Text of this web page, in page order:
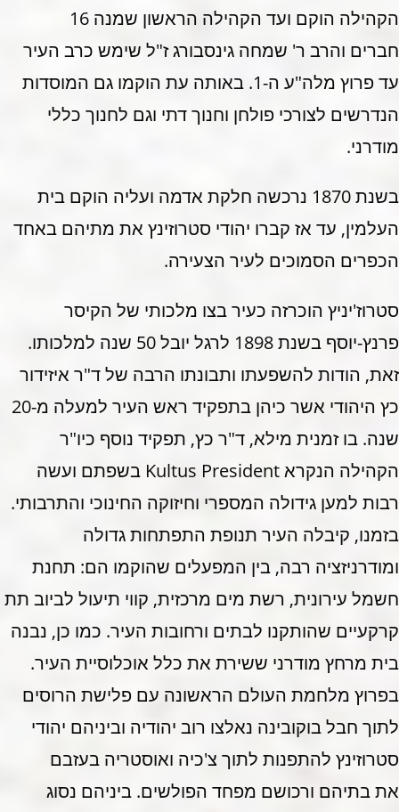
הקהילה הוקם ועד הקהילה הראשון שמנה 16
חברים והרב ר' שמחה גינסבורג ז"ל שימש כרב העיר
עד פרוץ מלה"ע ה-1. באותה עת הוקמו גם המוסדות
הנדרשים לצורכי פולחן וחנוך דתי וגם לחנוך כללי
מודרני.
בשנת 1870 נרכשה חלקת אדמה ועליה הוקם בית
העלמין, עד אז קברו יהודי סטרוזינץ את מתיהם באחד
הכפרים הסמוכים לעיר הצעירה.
סטרוז'יניץ הוכרזה כעיר בצו מלכותי של הקיסר
פרנץ-יוסף בשנת 1898 לרגל יובל 50 שנה למלכותו.
זאת, הודות להשפעתו ותבונתו הרבה של ד"ר איזידור
כץ היהודי אשר כיהן בתפקיד ראש העיר למעלה מ-20
שנה. בו זמנית מילא, ד"ר כץ, תפקיד נוסף כיו"ר
הקהילה הנקרא Kultus President בשפתם ועשה
רבות למען גידולה המספרי וחיזוקה החינוכי והתרבותי.
בזמנו, קיבלה העיר תנופת התפתחות גדולה
ומודרניזציה רבה, בין המפעלים שהוקמו הם: תחנת
חשמל עירונית, רשת מים מרכזית, קווי תיעול לביוב תת
קרקעיים שהותקנו לבתים ורחובות העיר. כמו כן, נבנה
בית מרחץ מודרני ששירת את כלל אוכלוסיית העיר.
בפרוץ מלחמת העולם הראשונה עם פלישת הרוסים
לתוך חבל בוקובינה נאלצו רוב יהודיה וביניהם יהודי
סטרוזינץ להתפנות לתוך צ'כיה ואוסטריה בעזבם
את בתיהם ורכושם מפחד הפולשים. ביניהם נסוג